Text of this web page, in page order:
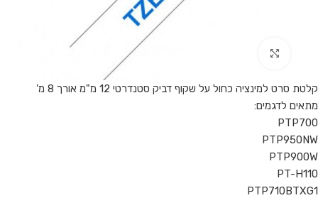
קלטת סרט למינציה כחול על שקוף דביק סטנדרטי 12 מ"מ אורך 8 מ'
מתאים לדגמים:
PTP700
PTP950NW
PTP900W
PT-H110
PTP710BTXG1